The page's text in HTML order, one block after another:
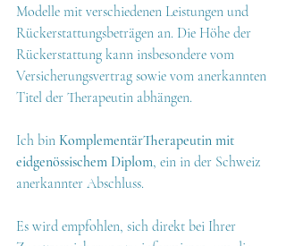
Modelle mit verschiedenen Leistungen und
Rückerstattungsbeträgen an. Die Höhe der
Rückerstattung kann insbesondere vom
Versicherungsvertrag sowie vom anerkannten
Titel der Therapeutin abhängen.
Ich bin KomplementärTherapeutin mit
eidgenössischem Diplom, ein in der Schweiz
anerkannter Abschluss.
Es wird empfohlen, sich direkt bei Ihrer